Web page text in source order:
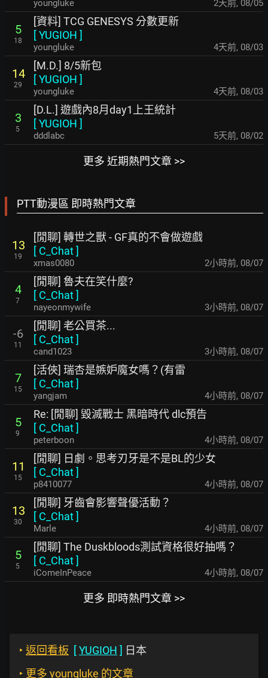
youngluke 2天前, 08/05
5
18
[資料] TCG GENESYS 分數更新
[YUGIOH ]
youngluke 4天前, 08/03
14
29
[M.D.] 8/5新包
[YUGIOH ]
youngluke 4天前, 08/03
3
5
[D.L.] 遊戲內8月day1上王統計
[YUGIOH ]
dddlabc 5天前, 08/02
更多 近期熱門文章 >>
PTT動漫區 即時熱門文章
13
19
[閒聊] 轉世之獸 - GF真的不會做遊戲
[ C_Chat]
xmas0080 2小時前, 08/07
4
7
[閒聊] 魯夫在笑什麼?
[ C_Chat]
nayeonmywife 3小時前, 08/07
-6
11
[閒聊] 老公買茶...
[ C_Chat]
cand1023 3小時前, 08/07
7
15
[活俠] 瑞杏是嫉妒魔女嗎？(有雷
[ C_Chat]
yangjam 4小時前, 08/07
5
9
Re: [閒聊] 毀滅戰士 黑暗時代 dlc預告
[ C_Chat]
peterboon 4小時前, 08/07
11
15
[閒聊] 日劇。思考刃牙是不是BL的少女
[ C_Chat]
p8410077 4小時前, 08/07
13
30
[閒聊] 牙齒會影響聲優活動？
[ C_Chat]
Marle 4小時前, 08/07
5
5
[閒聊] The Duskbloods測試資格很好抽嗎？
[ C_Chat]
iComeInPeace 4小時前, 08/07
更多 即時熱門文章 >>
‣ 返回看板 [YUGIOH ] 日本
‣ 更多 youngluke 的文章